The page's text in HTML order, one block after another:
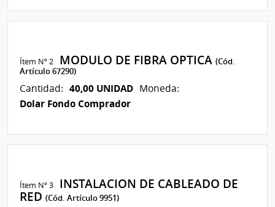
Ítem Nº 2 MODULO DE FIBRA OPTICA(Cód.
Artículo 67290)
Cantidad: 40,00 UNIDAD Moneda:
Dolar Fondo Comprador
Ítem Nº 3
INSTALACION DE CABLEADO DE
RED(Cód. Artículo 9951)